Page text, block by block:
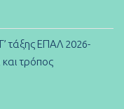
τάξης ΕΠΑΛ 2026-
τρόπος